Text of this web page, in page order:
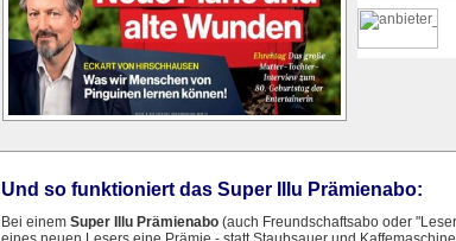
Und so funktioniert das Super Illu Prämienabo:
Bei einem Super Illu Prämienabo (auch Freundschaftsabo oder